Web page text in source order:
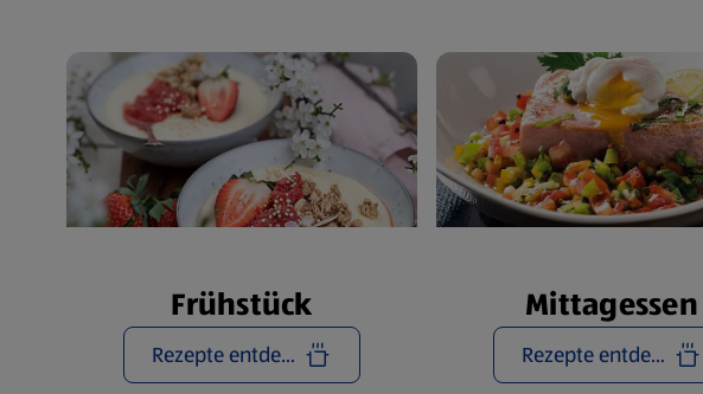
Frühstück
Rezepte entdecken
Mittagessen
Rezepte entdecken